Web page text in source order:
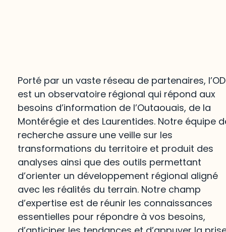
Porté par un vaste réseau de partenaires,
est un observatoire régional qui répond aux
besoins d’information de l’Outaouais, de la
Montérégie et des Laurentides. Notre équipe
recherche assure une veille sur les
transformations du territoire et produit des
analyses ainsi que des outils permettant
d’orienter un développement régional aligné
avec les réalités du terrain. Notre champ
d’expertise est de réunir les connaissances
essentielles pour répondre à vos besoins,